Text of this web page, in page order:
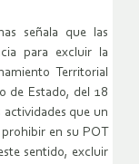
señala que las
para excluir la
Territorial
de Estado, del 18
actividades que un
en su POT
sentido, excluir